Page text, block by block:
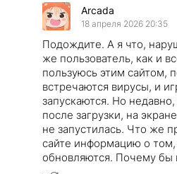
Arcada
18 апреля 2026 20:35
Подождите. А я что,
же пользователь, как и
пользуюсь этим сайтом,
встречаются вирусы, и
запускаются. Но недавно,
после загрузки, на
не запустилась. Что же
сайте информацию о том,
обновляются. Почему бы